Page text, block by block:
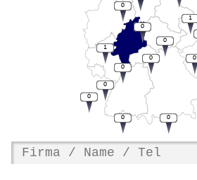
0
1
1
0
0
0
0
0
0
0
0
0